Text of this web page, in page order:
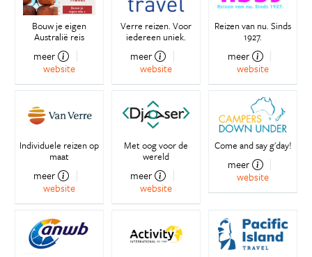
Bouw je eigen
Australië reis
meer
website
Verre reizen. Voor
iedereen uniek.
meer
website
Reizen van nu. Sinds
1927.
meer
website
Individuele reizen op
maat
meer
website
Met oog voor de
wereld
meer
website
Come and say g'day!
meer
website